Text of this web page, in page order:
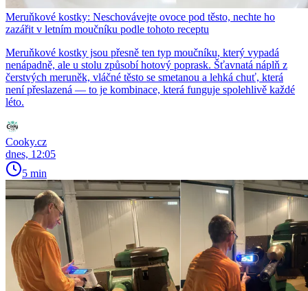
Meruňkové kostky: Neschovávejte ovoce pod těsto, nechte ho
zazářit v letním moučníku podle tohoto receptu
Meruňkové kostky jsou přesně ten typ moučníku, který vypadá
nenápadně, ale u stolu způsobí hotový poprask. Šťavnatá náplň z
čerstvých meruněk, vláčné těsto se smetanou a lehká chuť, která
není přeslazená — to je kombinace, která funguje spolehlivě každé
léto.
Cooky.cz
dnes, 12:05
5 min